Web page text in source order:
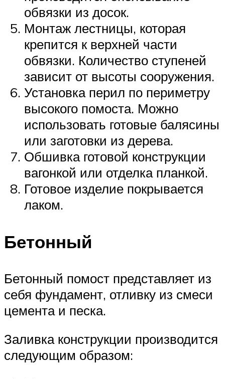
обвязки из досок.
Монтаж лестницы, которая
крепится к верхней части
обвязки. Количество ступеней
зависит от высоты сооружения.
Установка перил по периметру
высокого помоста. Можно
использовать готовые балясины
или заготовки из дерева.
Обшивка готовой конструкции
вагонкой или отделка планкой.
Готовое изделие покрывается
лаком.
Бетонный
Бетонный помост представляет из
себя фундамент, отливку из смеси
цемента и песка.
Заливка конструкции производится
следующим образом: